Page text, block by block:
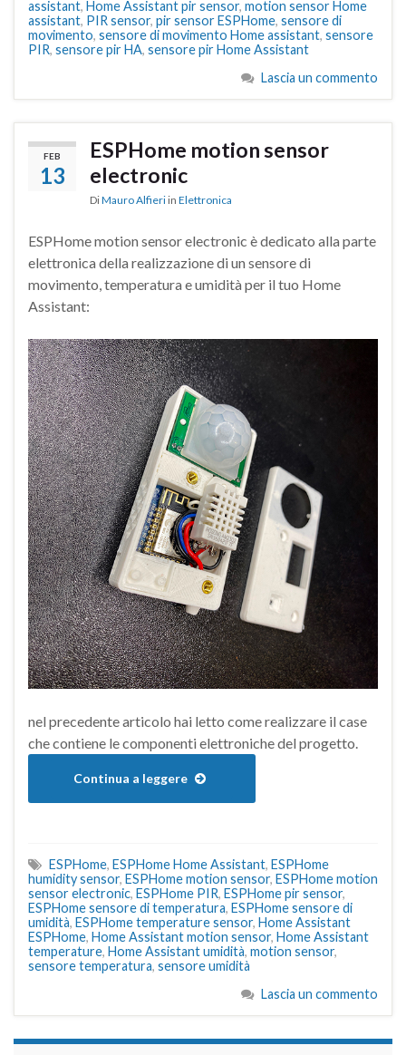
assistant, Home Assistant pir sensor, motion sensor Home
assistant, PIR sensor, pir sensor ESPHome, sensore di
movimento, sensore di movimento Home assistant, sensore
PIR, sensore pir HA, sensore pir Home Assistant
Lascia un commento
FEB
13
ESPHome motion sensor
electronic
DiMauro Alfieri in Elettronica
ESPHome motion sensor electronic è dedicato alla parte
elettronica della realizzazione di un sensore di
movimento, temperatura e umidità per il tuo Home
Assistant:
nel precedente articolo hai letto come realizzare il case
che contiene le componenti elettroniche del progetto.
Continua a leggere
ESPHome, ESPHome Home Assistant, ESPHome
humidity sensor, ESPHome motion sensor, ESPHome motion
sensor electronic, ESPHome PIR, ESPHome pir sensor,
ESPHome sensore di temperatura, ESPHome sensore di
umidità, ESPHome temperature sensor, Home Assistant
ESPHome, Home Assistant motion sensor, Home Assistant
temperature, Home Assistant umidità, motion sensor,
sensore temperatura, sensore umidità
Lascia un commento